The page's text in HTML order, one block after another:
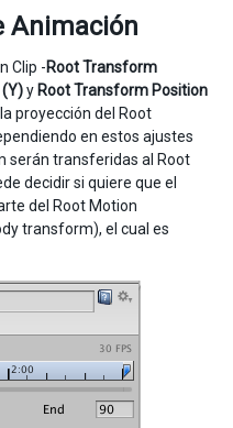
Animación
Clip -Root Transform
y Root Transform Position
proyección del Root
en estos ajustes
serán transferidas al Root
decidir si quiere que el
del Root Motion
transform), el cual es